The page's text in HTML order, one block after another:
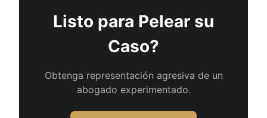
Listo para Pelear su
Caso?
Obtenga representación agresiva de un
abogado experimentado.